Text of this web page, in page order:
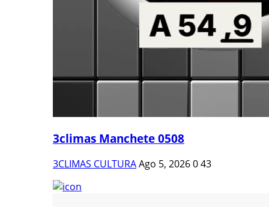
3climas Manchete 0508
3CLIMAS CULTURAAgo 5, 2026043